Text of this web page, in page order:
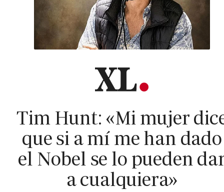
Tim Hunt: «Mi mujer
que si a mí me han dado
el Nobel se lo pueden
a cualquiera»